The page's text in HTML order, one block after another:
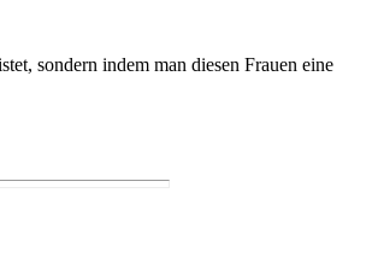
sondern indem man diesen Frauen eine